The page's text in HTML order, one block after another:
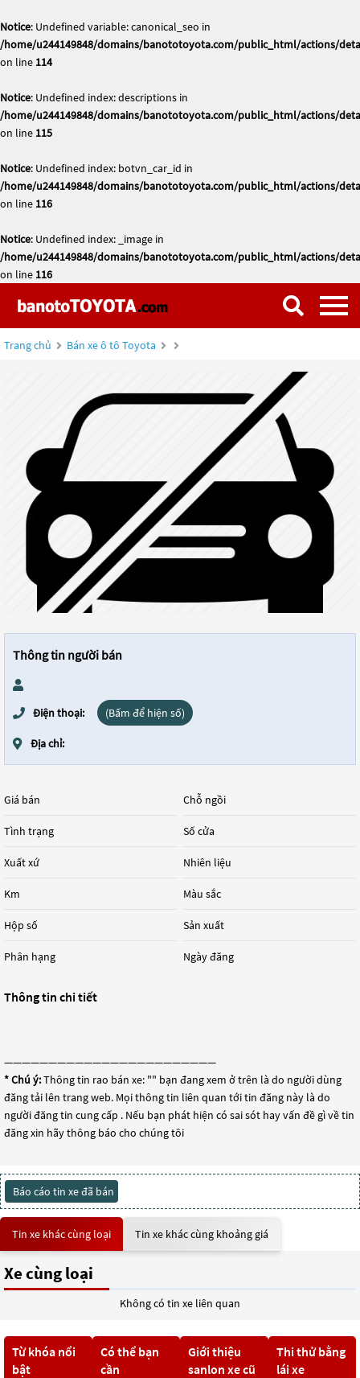
Notice: Undefined variable: canonical_seo in
/home/u244149848/domains/banototoyota.com/public_html/actions/
on line 114
Notice: Undefined index: descriptions in
/home/u244149848/domains/banototoyota.com/public_html/actions/
on line 115
Notice: Undefined index: botvn_car_id in
/home/u244149848/domains/banototoyota.com/public_html/actions/
on line 116
Notice: Undefined index: _image in
/home/u244149848/domains/banototoyota.com/public_html/actions/
on line 116
Trang chủ Bán xe ô tô Toyota
Thông tin người bán
Điện thoại: (Bấm để hiện số)
Địa chỉ:
Giá bán
Tình trạng
Xuất xứ
Km
Hộp số
Phân hạng
Chỗ ngồi
Số cửa
Nhiên liệu
Màu sắc
Sản xuất
Ngày đăng
Thông tin chi tiết
————————————————————————
* Chú ý:Thông tin rao bán xe: "" bạn đang xem ở trên là do người dùng
đăng tải lên trang web. Mọi thông tin liên quan tới tin đăng này là do
người đăng tin cung cấp . Nếu bạn phát hiện có sai sót hay vấn đề gì về tin
đăng xin hãy thông báo cho chúng tôi
Báo cáo tin xe đã bán
Tin xe khác cùng loại Tin xe khác cùng khoảng giá
Xe cùng loại
Không có tin xe liên quan
Từ khóa nổi
bật
Có thể bạn
cần
Giới thiệu
sanlon xe cũ
Thi thử bằng
lái xe